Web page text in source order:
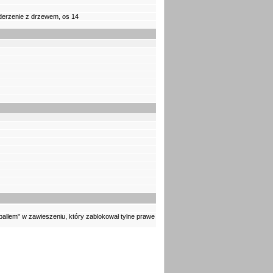
z drzewem, os 14
w zawieszeniu, który zablokował tylne prawe